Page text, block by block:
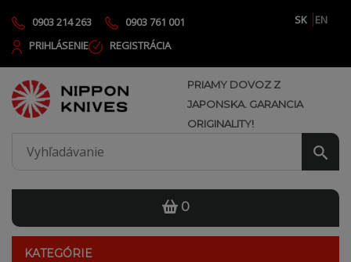
0903 214 263 0903 761 001 SK
EN
PRIHLÁSENIE
REGISTRÁCIA
PRIAMY DOVOZ Z
JAPONSKA. GARANCIA
ORIGINALITY!
0
KATEGÓRIE